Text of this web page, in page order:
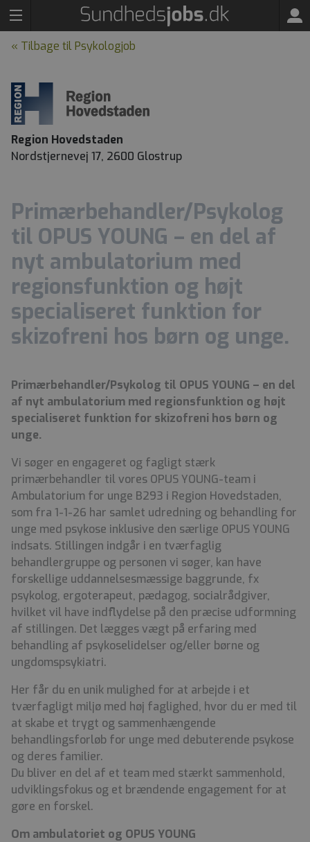
« Tilbage til Psykologjob
Region Hovedstaden
Nordstjernevej 17, 2600 Glostrup
Primærbehandler/Psykolog
til OPUS YOUNG – en del af
nyt ambulatorium med
regionsfunktion og højt
specialiseret funktion for
skizofreni hos børn og unge.
Primærbehandler/Psykolog til OPUS YOUNG – en del
af nyt ambulatorium med regionsfunktion og højt
specialiseret funktion for skizofreni hos børn og
unge.
Vi søger en engageret og fagligt stærk
primærbehandler til vores OPUS YOUNG-team i
Ambulatorium for unge B293 i Region Hovedstaden,
som fra 1-1-26 har samlet udredning og behandling for
unge med psykose inklusive den særlige OPUS YOUNG
indsats. Stillingen indgår i en tværfaglig
behandlergruppe og personen vi søger, kan have
forskellige uddannelsesmæssige baggrunde, fx
psykolog, ergoterapeut, pædagog, socialrådgiver,
hvilket vil have indflydelse på den præcise udformning
af stillingen. Det lægges vægt på erfaring med
behandling af psykoselidelser og/eller børne og
ungdomspsykiatri.
Her får du en unik mulighed for at arbejde i et
tværfagligt miljø med høj faglighed, hvor du er med til
at skabe et trygt og sammenhængende
behandlingsforløb for unge med debuterende psykose
og deres familier.
Du bliver en del af et team med stærkt sammenhold,
udviklingsfokus og et brændende engagement for at
gøre en forskel.
Om ambulatoriet og OPUS YOUNG